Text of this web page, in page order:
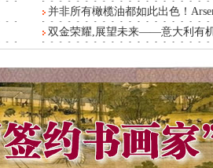
并非所有橄榄油都如此出色！
双金荣耀,展望未来——意大利有